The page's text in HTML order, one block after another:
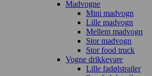
Madvogne
Mini madvogn
Lille madvogn
Mellem madvogn
Stor madvogn
Stor food truck
Vogne drikkevare
Lille fadølstrailer